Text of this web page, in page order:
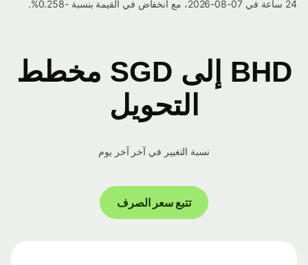
24 ساعة في 07-08-2026، مع انخفاض في القيمة بنسبة -0.258%.
BHD إلى SGD مخطط
التحويل
نسبة التغيير في آخر آخر يوم
تتبع سعر الصرف